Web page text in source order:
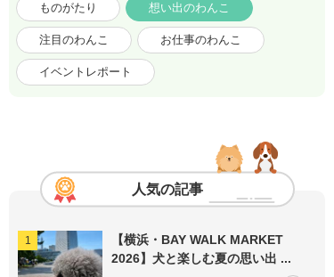
ものがたり 想い出のわんこ
注目のわんこ お仕事のわんこ
イベントレポート
人気の記事
【横浜・BAY WALK MARKET
2026】犬と楽しむ夏の思い出 ...